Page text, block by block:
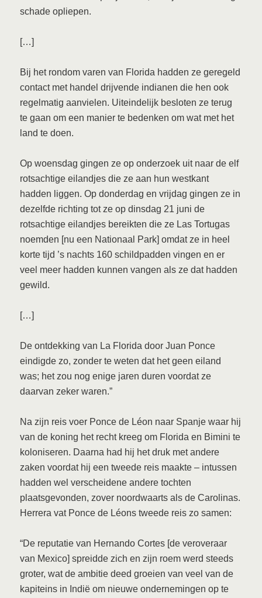
schade opliepen.
[…]
Bij het rondom varen van Florida hadden ze geregeld
contact met handel drijvende indianen die hen ook
regelmatig aanvielen. Uiteindelijk besloten ze terug
te gaan om een manier te bedenken om wat met het
land te doen.
Op woensdag gingen ze op onderzoek uit naar de elf
rotsachtige eilandjes die ze aan hun westkant
hadden liggen. Op donderdag en vrijdag gingen ze in
dezelfde richting tot ze op dinsdag 21 juni de
rotsachtige eilandjes bereikten die ze Las Tortugas
noemden [nu een Nationaal Park] omdat ze in heel
korte tijd ’s nachts 160 schildpadden vingen en er
veel meer hadden kunnen vangen als ze dat hadden
gewild.
[…]
De ontdekking van La Florida door Juan Ponce
eindigde zo, zonder te weten dat het geen eiland
was; het zou nog enige jaren duren voordat ze
daarvan zeker waren.”
Na zijn reis voer Ponce de Léon naar Spanje waar hij
van de koning het recht kreeg om Florida en Bimini te
koloniseren. Daarna had hij het druk met andere
zaken voordat hij een tweede reis maakte – intussen
hadden wel verscheidene andere tochten
plaatsgevonden, zover noordwaarts als de Carolinas.
Herrera vat Ponce de Léons tweede reis zo samen:
“De reputatie van Hernando Cortes [de veroveraar
van Mexico] spreidde zich en zijn roem werd steeds
groter, wat de ambitie deed groeien van veel van de
kapiteins in Indië om nieuwe ondernemingen op te